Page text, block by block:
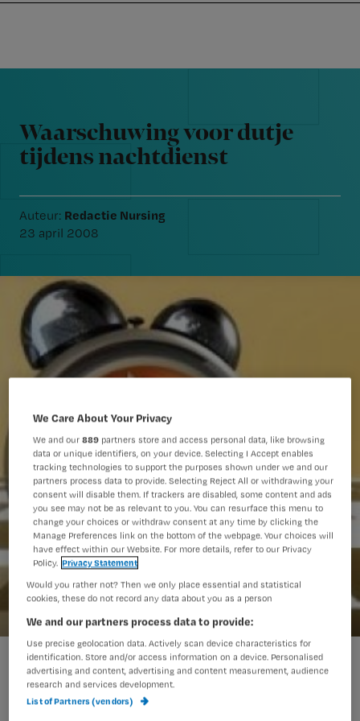
navigation
content
Nursing
Waarschuwing voor dutje tijdens nachtdienst
Waarschuwing voor dutje
tijdens nachtdienst
Auteur: Redactie Nursing
23 april 2008
We Care About Your Privacy
We and our889 partners store and access personal data, like browsing
data or unique identifiers, on your device. Selecting I Accept enables
tracking technologies to support the purposes shown under we and our
partners process data to provide. Selecting Reject All or withdrawing your
consent will disable them. If trackers are disabled, some content and ads
you see may not be as relevant to you. You can resurface this menu to
change your choices or withdraw consent at any time by clicking the
Manage Preferences link on the bottom of the webpage. Your choices will
have effect within our Website. For more details, refer to our Privacy
Policy. Privacy Statement
Would you rather not? Then we only place essential and statistical
cookies, these do not record any data about you as a person
We and our partners process data to provide:
Use precise geolocation data. Actively scan device characteristics for
identification. Store and/or access information on a device. Personalised
advertising and content, advertising and content measurement, audience
research and services development.
List of Partners (vendors)